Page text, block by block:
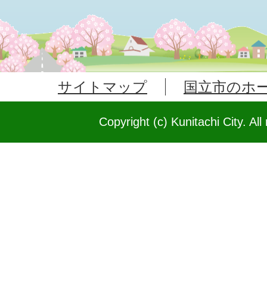
サイトマップ 国立市のホ
Copyright (c) Kunitachi City.